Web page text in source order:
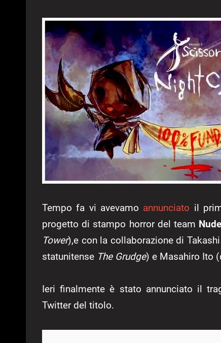
Tempo fa vi avevamo annunciato il
progetto di stampo horror del team
Tower),e con la collaborazione di
statunitense The Grudge) e Masahiro Ito
Ieri finalmente è stato annunciato il
Twitter del titolo.